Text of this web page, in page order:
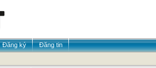
Đăng ký
Đăng tin